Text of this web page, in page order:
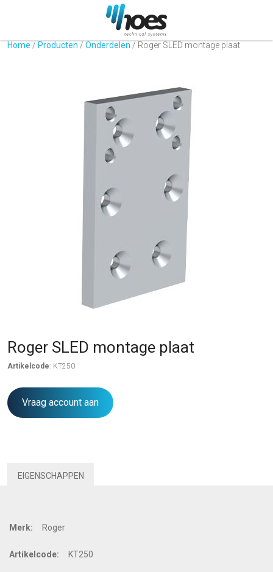
Home / Producten / Onderdelen / Roger SLED montage plaat
Roger SLED montage plaat
Artikelcode: KT250
Vraag account aan
EIGENSCHAPPEN
Merk: Roger
Artikelcode: KT250